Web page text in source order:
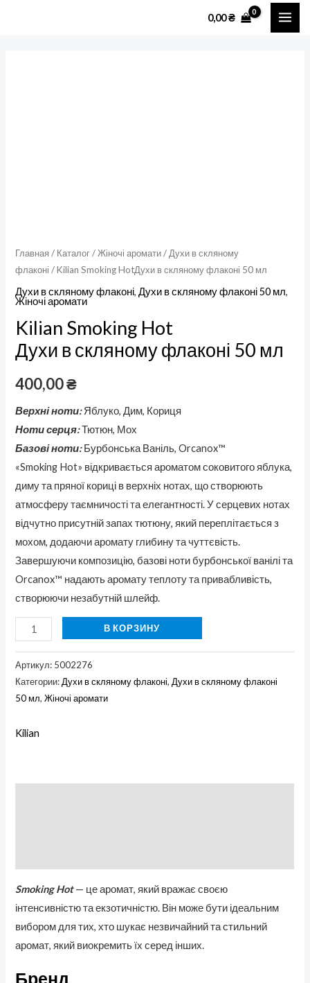
0,00₴
Главная / Каталог/Жіночі аромати/ Духи в скляному
флаконі / Kilian Smoking HotДухи в скляному флаконі 50 мл
Духи в скляному флаконі,Духи в скляному флаконі 50 мл,
Жіночі аромати
Kilian Smoking Hot
Духи в скляному флаконі 50 мл
400,00₴
Верхні ноти: Яблуко, Дим, Кориця
Ноти серця:Тютюн, Мох
Базові ноти:Бурбонська Ваніль, Orcanox™
«Smoking Hot» відкривається ароматом соковитого яблука,
диму та пряної кориці в верхніх нотах, що створюють
атмосферу таємничості та елегантності. У серцевих нотах
відчутно присутній запах тютюну, який переплітається з
мохом, додаючи аромату глибину та чуттєвість.
Завершуючи композицію, базові ноти бурбонської ванілі та
Orcanox™ надають аромату теплоту та привабливість,
створюючи незабутній шлейф.
В КОРЗИНУ
Артикул: 5002276
Категории:Духи в скляному флаконі,Духи в скляному флаконі
50 мл,Жіночі аромати
Kilian
Smoking Hot— це аромат, який вражає своєю
інтенсивністю та екзотичністю. Він може бути ідеальним
вибором для тих, хто шукає незвичайний та стильний
аромат, який виокремить їх серед інших.
Бренд